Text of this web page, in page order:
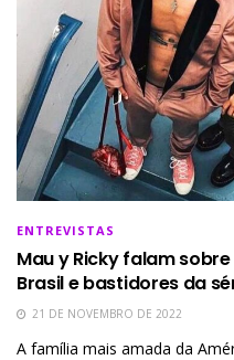
ENTREVISTAS
Mau y Ricky falam
Brasil e bastidores da
21 DE NOVEMBRO DE 2022
A família mais amada da